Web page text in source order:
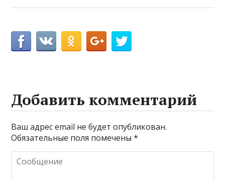
Добавить комментарий
Ваш адрес email не будет опубликован.
Обязательные поля помечены*